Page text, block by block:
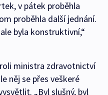
v pátek proběhla
proběhla další jednání.
byla konstruktivní,“
ministra zdravotnictví
něj se přes veškeré
„Byl slušný, byl